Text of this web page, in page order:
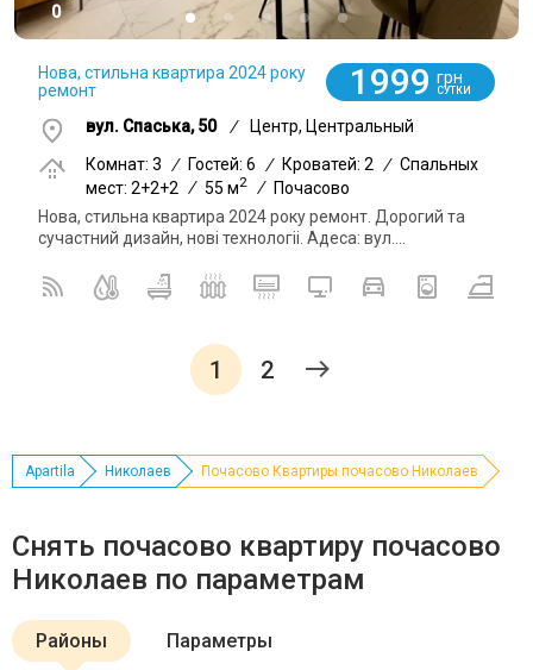
0
Нова, стильна квартира 2024 року
ремонт
1999 грн
СУТКИ
вул. Спаська, 50 /
Центр, Центральный
Комнат: 3
/ Гостей: 6 / Кроватей: 2 / Спальных
мест: 2+2+2
/ 55 м2 / Почасово
Нова, стильна квартира 2024 року ремонт. Дорогий та
сучастний дизайн, нові технологіі. Адеса: вул....
1 2
Apartila Николаев Почасово Квартиры почасово Николаев
Снять почасово квартиру почасово
Николаев по параметрам
Районы Параметры